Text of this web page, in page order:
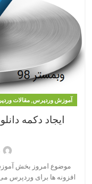
آموزش وردپرس, مقالات
ایجاد دکمه
موضوع امروز بخش